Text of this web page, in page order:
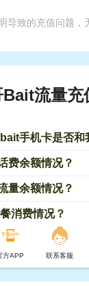
导致的充值问题，
流量充
手机卡是否和
费余额情况？
量余额情况？
消费情况？
方APP 联系客服